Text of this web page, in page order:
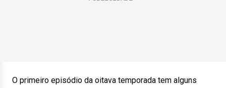
O primeiro episódio da oitava temporada tem alguns